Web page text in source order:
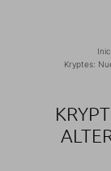
Kryptes: